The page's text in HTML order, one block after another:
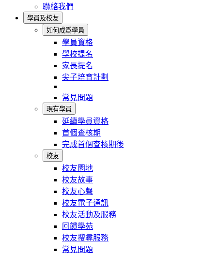
聯絡我們
學員及校友
如何成爲學員
學員資格
學校提名
家長提名
尖子培育計劃
常見問題
現有學員
延續學員資格
首個查核期
完成首個查核期後
校友
校友園地
校友故事
校友心聲
校友電子通訊
校友活動及服務
回饋學苑
校友搜尋服務
常見問題